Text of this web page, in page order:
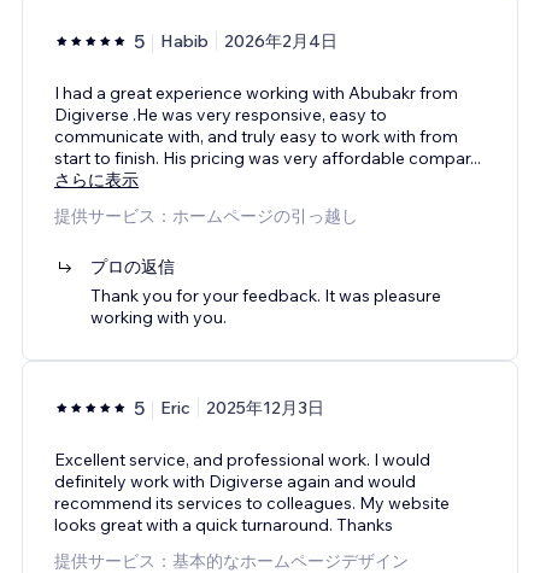
5 Habib 2026年2月4日
I had a great experience working with Abubakr from
Digiverse .He was very responsive, easy to
communicate with, and truly easy to work with from
start to finish. His pricing was very affordable compar...
さらに表示
提供サービス：ホームページの引っ越し
プロの返信
Thank you for your feedback. It was pleasure
working with you.
5 Eric 2025年12月3日
Excellent service, and professional work. I would
definitely work with Digiverse again and would
recommend its services to colleagues. My website
looks great with a quick turnaround. Thanks
提供サービス：基本的なホームページデザイン